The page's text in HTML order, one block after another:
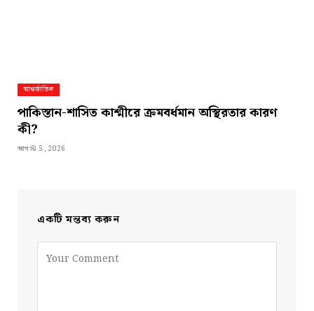
আন্তর্জাতিক
পাকিস্তান-শাসিত কাশ্মীরে ক্রমবর্ধমান অস্থিরতার কারণ
কী?
আগস্ট 5, 2026
একটি মন্তব্য করুন